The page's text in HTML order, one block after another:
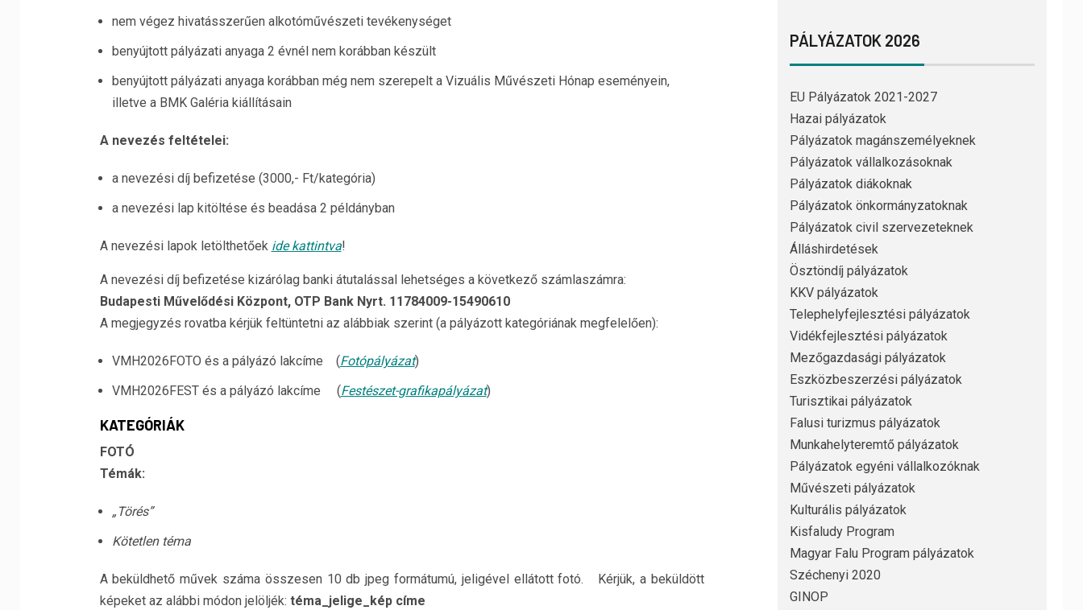
nem végez hivatásszerűen alkotóművészeti tevékenységet
benyújtott pályázati anyaga 2 évnél nem korábban készült
benyújtott pályázati anyaga korábban még nem szerepelt a Vizuális Művészeti Hónap eseményein,
illetve a BMK Galéria kiállításain
A nevezés feltételei:
a nevezési díj befizetése (3000,- Ft/kategória)
a nevezési lap kitöltése és beadása 2 példányban
A nevezési lapok letölthetőek ide kattintva!
A nevezési díj befizetése kizárólag banki átutalással lehetséges a következő számlaszámra:
Budapesti Művelődési Központ, OTP Bank Nyrt. 11784009-15490610
A megjegyzés rovatba kérjük feltüntetni az alábbiak szerint (a pályázott kategóriának megfelelően):
VMH2026FOTO és a pályázó lakcíme (Fotópályázat)
VMH2026FEST és a pályázó lakcíme (Festészet-grafikapályázat)
KATEGÓRIÁK
FOTÓ
Témák:
„Törés”
Kötetlen téma
A beküldhető művek száma összesen 10 db jpeg formátumú, jeligével ellátott fotó. Kérjük, a beküldött
képeket az alábbi módon jelöljék: téma_jelige_kép címe
PÁLYÁZATOK 2026
EU Pályázatok 2021-2027
Hazai pályázatok
Pályázatok magánszemélyeknek
Pályázatok vállalkozásoknak
Pályázatok diákoknak
Pályázatok önkormányzatoknak
Pályázatok civil szervezeteknek
Álláshirdetések
Ösztöndíj pályázatok
KKV pályázatok
Telephelyfejlesztési pályázatok
Vidékfejlesztési pályázatok
Mezőgazdasági pályázatok
Eszközbeszerzési pályázatok
Turisztikai pályázatok
Falusi turizmus pályázatok
Munkahelyteremtő pályázatok
Pályázatok egyéni vállalkozóknak
Művészeti pályázatok
Kulturális pályázatok
Kisfaludy Program
Magyar Falu Program pályázatok
Széchenyi 2020
GINOP